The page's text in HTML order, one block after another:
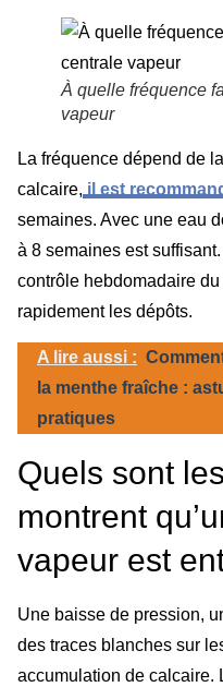
À quelle fréquence
vapeur
La fréquence dépend de
calcaire, il est
semaines. Avec une eau
à 8 semaines est
contrôle hebdomadaire
rapidement les dépôts.
A lire aussi :
la menthe fraîche :
pratiques
Quels sont
montrent
vapeur est
Une baisse de pression,
des traces blanches sur
accumulation de calcaire.